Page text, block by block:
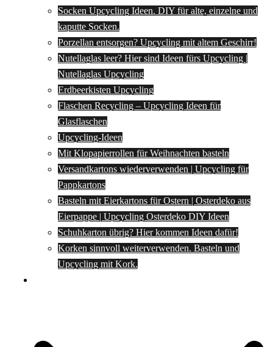
Socken Upcycling Ideen. DIY für alte, einzelne und
kaputte Socken.
Porzellan entsorgen? Upcycling mit altem Geschirr!
Nutellaglas leer? Hier sind Ideen fürs Upcycling |
Nutellaglas Upcycling
Erdbeerkisten Upcycling
Flaschen Recycling – Upcycling Ideen für
Glasflaschen
Upcycling-Ideen
Mit Klopapierrollen für Weihnachten basteln
Versandkartons wiederverwenden | Upcycling für
Pappkartons
Basteln mit Eierkartons für Ostern | Osterdeko aus
Eierpappe | Upcycling Osterdeko DIY Ideen
Schuhkarton übrig? Hier kommen Ideen dafür!
Korken sinnvoll weiterverwenden. Basteln und
Upcycling mit Kork.